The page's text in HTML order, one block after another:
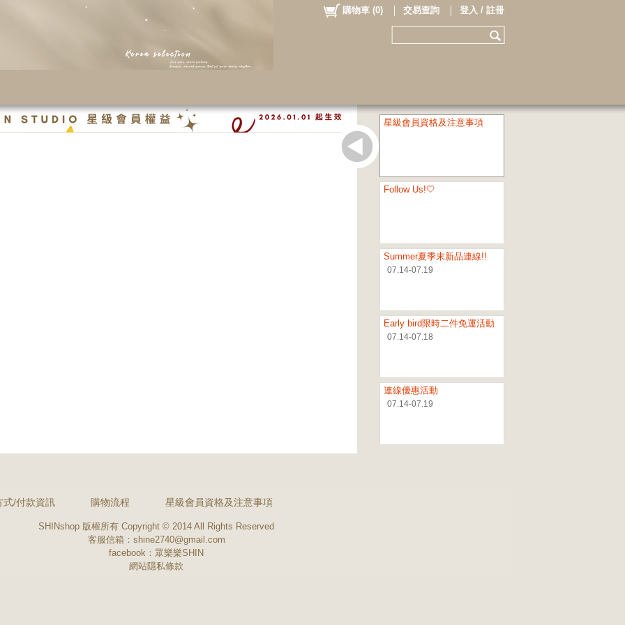
購物車 (0) 交易查詢 登入 / 註冊
星級會員資格及注意事項
Follow Us!🤍
Summer夏季末新品連線!!
07.14-07.19
Early bird限時二件免運活動
07.14-07.18
連線優惠活動
07.14-07.19
式/付款資訊 購物流程 星級會員資格及注意事項
SHINshop 版權所有 Copyright © 2014 All Rights Reserved
客服信箱：shine2740@gmail.com
facebook： 眾樂樂SHIN
網站隱私條款